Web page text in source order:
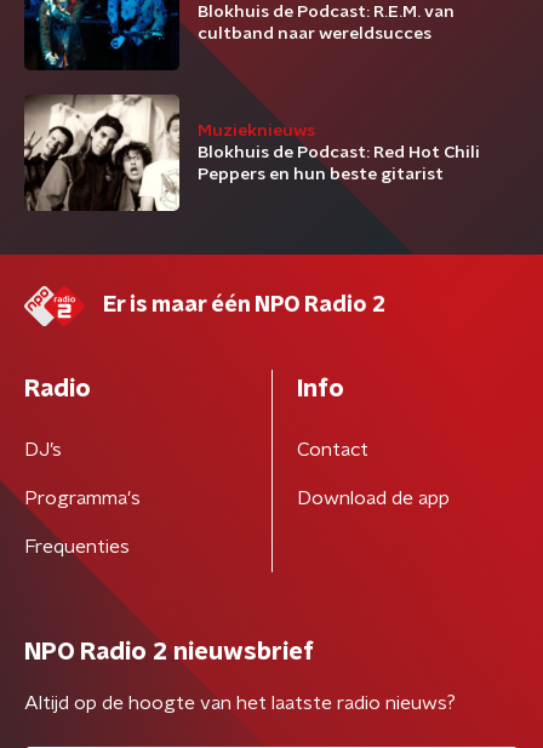
Blokhuis de Podcast: R.E.M. van
cultband naar wereldsucces
Muzieknieuws
Blokhuis de Podcast: Red Hot Chili
Peppers en hun beste gitarist
Er is maar één NPO Radio 2
Radio
DJ’s
Programma's
Frequenties
Info
Contact
Download de app
NPO Radio 2 nieuwsbrief
Altijd op de hoogte van het laatste radio nieuws?